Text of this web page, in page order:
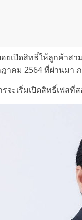
ยเปิดสิทธิ์ให้ลูกค้าส
าคม 2564 ที่ผ่านมา
รจะเริ่มเปิดสิทธิ์เฟส